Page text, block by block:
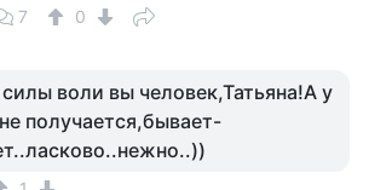
7
0
воли вы человек,Татьяна!А у
получается,бывает-